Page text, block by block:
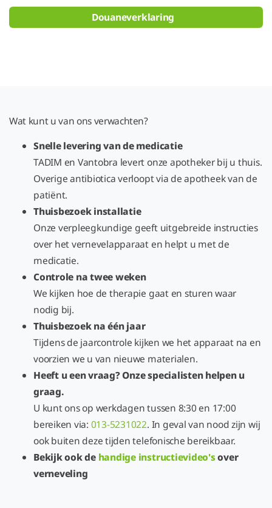
Douaneverklaring
Wat kunt u van ons verwachten?
Snelle levering van de medicatie
TADIM en Vantobra levert onze apotheker bij u thuis.
Overige antibiotica verloopt via de apotheek van de
patiënt.
Thuisbezoek installatie
Onze verpleegkundige geeft uitgebreide instructies
over het vernevelapparaat en helpt u met de
medicatie.
Controle na twee weken
We kijken hoe de therapie gaat en sturen waar
nodig bij.
Thuisbezoek na één jaar
Tijdens de jaarcontrole kijken we het apparaat na en
voorzien we u van nieuwe materialen.
Heeft u een vraag? Onze specialisten helpen u
graag.
U kunt ons op werkdagen tussen 8:30 en 17:00
bereiken via: 013-5231022. In geval van nood zijn wij
ook buiten deze tijden telefonische bereikbaar.
Bekijk ook de handige instructievideo'sover
verneveling